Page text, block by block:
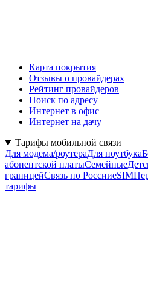
Карта покрытия
Отзывы о провайдерах
Рейтинг провайдеров
Поиск по адресу
Интернет в офис
Интернет на дачу
Тарифы мобильной связи
Для модема/роутераДля ноутбука
абонентской платыСемейные
границейСвязь по РоссииeSIM
тарифы